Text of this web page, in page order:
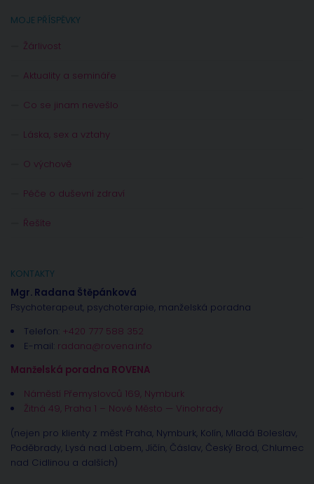
MOJE PŘÍSPĚVKY
Žárlivost
Aktuality a semináře
Co se jinam nevešlo
Láska, sex a vztahy
O výchově
Péče o duševní zdraví
Řešíte
KONTAKTY
Mgr. Radana Štěpánková
Psychoterapeut, psychoterapie, manželská poradna
Telefon: +420 777 588 352
E-mail: radana@rovena.info
Manželská poradna ROVENA
Náměstí Přemyslovců 169, Nymburk
Žitná 49, Praha 1 – Nové Město — Vinohrady
(nejen pro klienty z měst Praha, Nymburk, Kolín, Mladá Boleslav,
Poděbrady, Lysá nad Labem, Jíčín, Čáslav, Český Brod, Chlumec
nad Cidlinou a dalších)